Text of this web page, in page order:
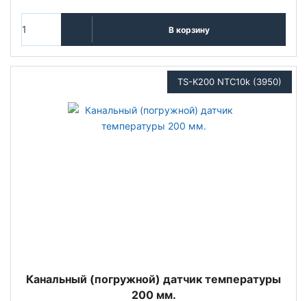
В корзину
TS-K200 NTC10k (3950)
Канальный (погружной) датчик температуры
200 мм.